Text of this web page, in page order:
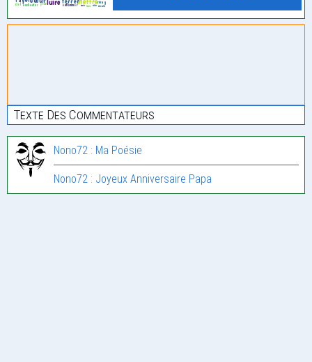
Texte Des Commentateurs
Nono72 : Ma Poésie
Nono72 : Joyeux Anniversaire Papa